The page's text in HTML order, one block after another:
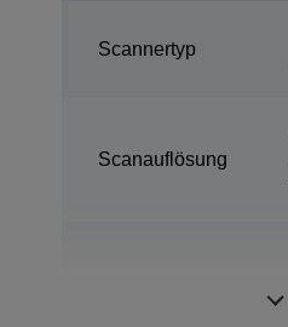
Scannertyp
Scanauflösung